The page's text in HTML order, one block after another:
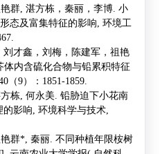
群, 湛方栋，秦丽，李博. 小
态及富集特征的影响 环境工
才鑫，刘梅，陈建军，祖艳
体内含硫化合物与铅累积特征
（9）： 1851-1859.
栋 何永美 铅胁迫下小花南
的影响 环境科学与技术,
群*, 秦丽. 不同种植年限桉树